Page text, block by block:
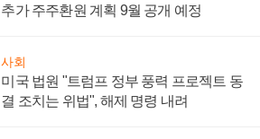
추가 주주환원 계획 9월 공개 예정
사회
미국 법원 "트럼프 정부 풍력 프로젝트 동
결 조치는 위법", 해제 명령 내려